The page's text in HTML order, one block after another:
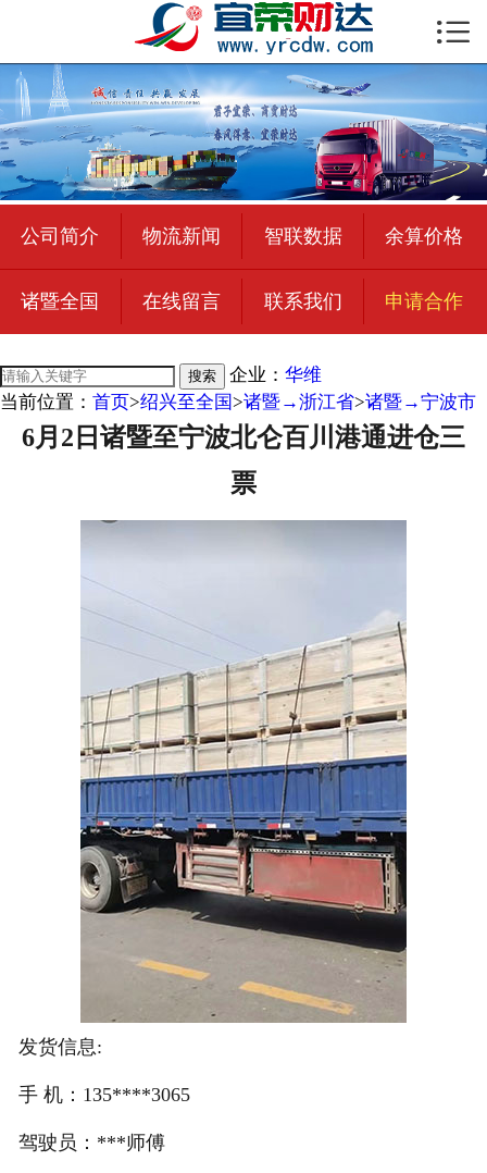
 首页
公司简介
物流新闻
绍兴至全国
合作加盟
宜荣智联
在线留言
注册
在线礼佛
在线许愿

公司简介 物流新闻 智联数据 余算价格
诸暨全国 在线留言 联系我们 申请合作
搜索 企业： 华维
当前位置： 首页>绍兴至全国>诸暨→浙江省>诸暨→宁波市
6月2日诸暨至宁波北仑百川港通进仓三
票
发货信息:
手 机：135****3065
驾驶员：***师傅